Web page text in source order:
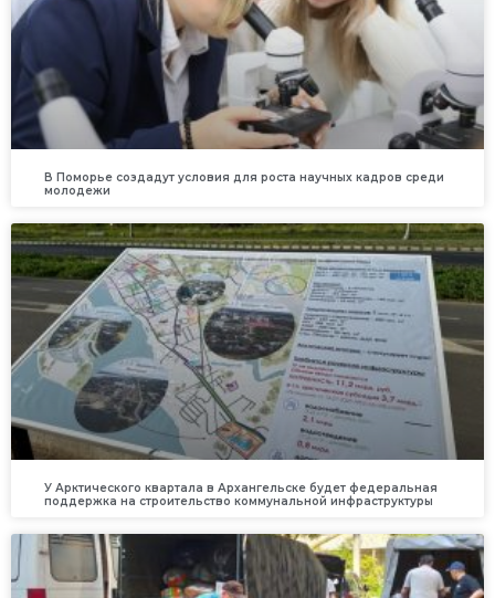
В Поморье создадут условия для роста научных кадров среди
молодежи
У Арктического квартала в Архангельске будет федеральная
поддержка на строительство коммунальной инфраструктуры